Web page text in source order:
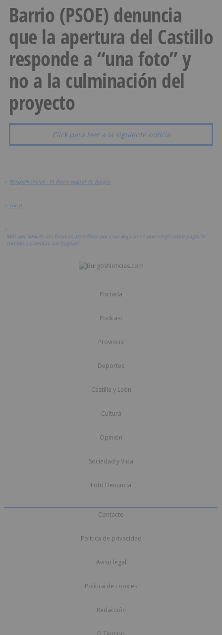
Barrio (PSOE) denuncia
que la apertura del Castillo
responde a “una foto” y
no a la culminación del
proyecto
Click para leer a la siguiente noticia
> BurgosNoticias - El diario digital de Burgos
> Local
>
Más del 50% de las familias atendidas por Cruz Roja tiene que elegir entre pagar la
comida o calentar sus hogares
Portada
Podcast
Provincia
Deportes
Castilla y León
Cultura
Opinión
Sociedad y Vida
Foto Denuncia
Contacto
Política de privacidad
Aviso legal
Política de cookies
Redacción